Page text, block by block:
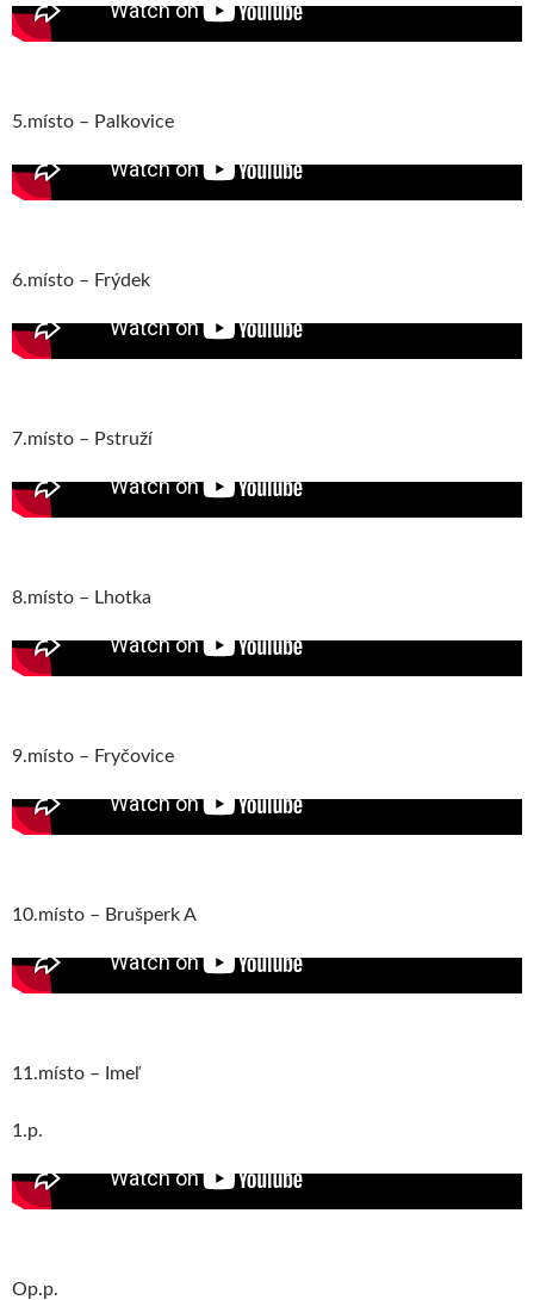
5.místo – Palkovice
6.místo – Frýdek
7.místo – Pstruží
8.místo – Lhotka
9.místo – Fryčovice
10.místo – Brušperk A
11.místo – Imeľ
1.p.
Op.p.